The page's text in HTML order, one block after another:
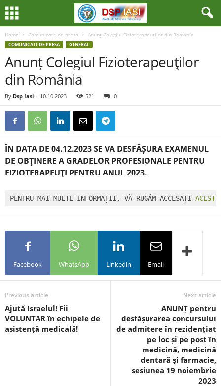
Home Comunicate de presa Anunț Colegiul Fizioterapeuţilor din România
COMUNICATE DE PRESA GENERAL
Anunț Colegiul Fizioterapeuţilor
din România
By Dsp Iasi - 10.10.2023 521 0
ÎN DATA DE 04.12.2023 SE VA DESFĂȘURA EXAMENUL
DE OBŢINERE A GRADELOR PROFESIONALE PENTRU
FIZIOTERAPEUŢI PENTRU ANUL 2023.
PENTRU MAI MULTE INFORMAȚII, VĂ RUGĂM ACCESAȚI ACEST
Facebook WhatsApp Linkedin Email
Previous article
Ajută Israelul! Fii
VOLUNTAR în echipele de
asistență medicală!
Next article
ANUNȚ pentru
desfășurarea concursului
de admitere în rezidențiat
pe loc și pe post în
medicină, medicină
dentară și farmacie,
sesiunea 19 noiembrie
2023